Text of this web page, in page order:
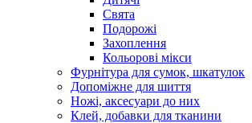
Свята
Подорожі
Захоплення
Кольорові мікси
Фурнітура для сумок, шкатулок
Допоміжне для шиття
Ножі, аксесуари до них
Клей, добавки для тканини